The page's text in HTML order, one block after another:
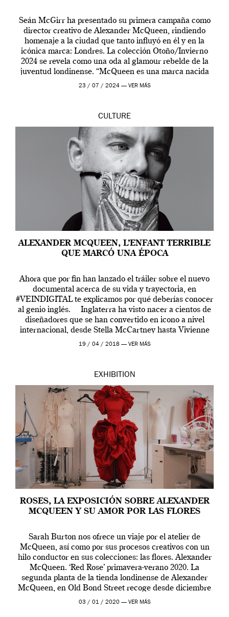
Seán McGirr ha presentado su primera campaña como
director creativo de Alexander McQueen, rindiendo
homenaje a la ciudad que tanto influyó en él y en la
icónica marca: Londres. La colección Otoño/Invierno
2024 se revela como una oda al glamour rebelde de la
juventud londinense. “McQueen es una marca nacida
en Londres y siempre ha […]
23 / 07 / 2024 — VER MÁS
CULTURE
ALEXANDER MCQUEEN, L’ENFANT TERRIBLE
QUE MARCÓ UNA ÉPOCA
Ahora que por fin han lanzado el tráiler sobre el nuevo
documental acerca de su vida y trayectoria, en
#VEINDIGITAL te explicamos por qué deberías conocer
al genio inglés. Inglaterra ha visto nacer a cientos de
diseñadores que se han convertido en icono a nivel
internacional, desde Stella McCartney hasta Vivienne
Westwood pasando […]
19 / 04 / 2018 — VER MÁS
EXHIBITION
ROSES, LA EXPOSICIÓN SOBRE ALEXANDER
MCQUEEN Y SU AMOR POR LAS FLORES
Sarah Burton nos ofrece un viaje por el atelier de
McQueen, así como por sus procesos creativos con un
hilo conductor en sus colecciones: las flores. Alexander
McQueen. ‘Red Rose’ primavera-verano 2020. La
segunda planta de la tienda londinense de Alexander
McQueen, en Old Bond Street recoge desde diciembre
de 2019 hasta final de abril […]
03 / 01 / 2020 — VER MÁS